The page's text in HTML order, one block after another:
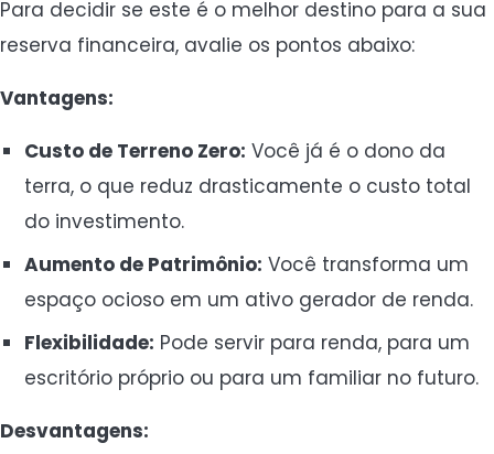
Para decidir se este é o melhor destino para a sua
reserva financeira, avalie os pontos abaixo:
Vantagens:
Custo de Terreno Zero: Você já é o dono da
terra, o que reduz drasticamente o custo total
do investimento.
Aumento de Patrimônio: Você transforma um
espaço ocioso em um ativo gerador de renda.
Flexibilidade: Pode servir para renda, para um
escritório próprio ou para um familiar no futuro.
Desvantagens: